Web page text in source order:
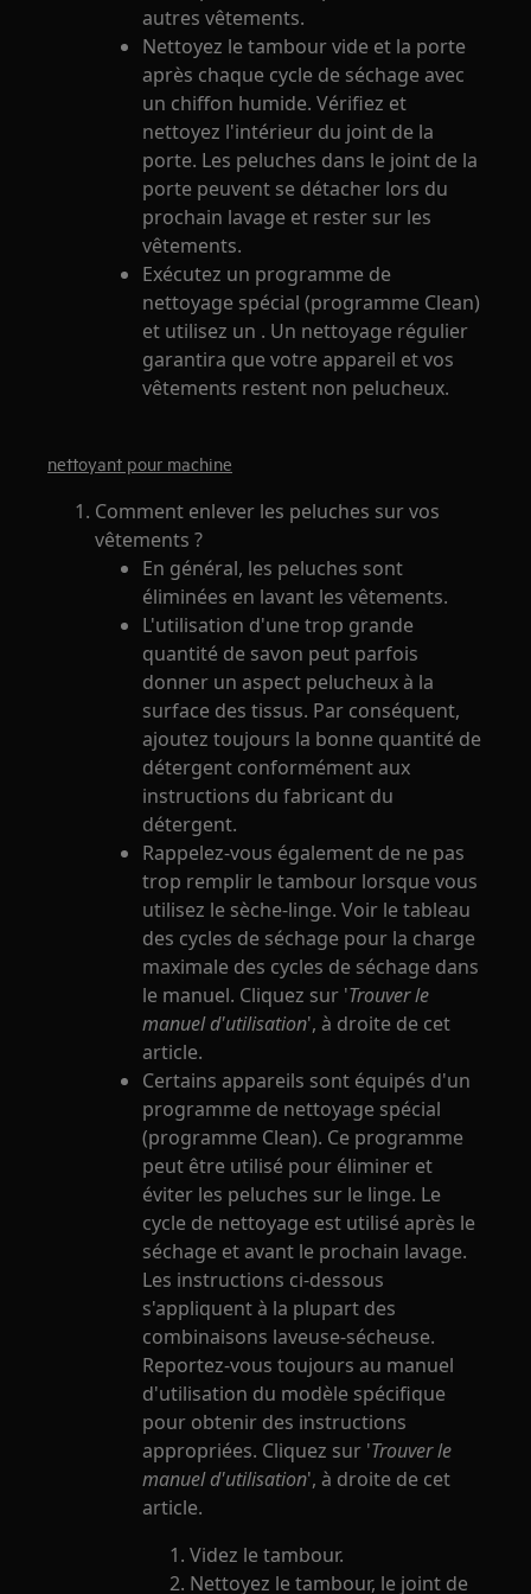
autres vêtements.
Nettoyez le tambour vide et la porte
après chaque cycle de séchage avec
un chiffon humide. Vérifiez et
nettoyez l'intérieur du joint de la
porte. Les peluches dans le joint de la
porte peuvent se détacher lors du
prochain lavage et rester sur les
vêtements.
Exécutez un programme de
nettoyage spécial (programme Clean)
et utilisez un . Un nettoyage régulier
garantira que votre appareil et vos
vêtements restent non pelucheux.
nettoyant pour machine
Comment enlever les peluches sur vos
vêtements ?
En général, les peluches sont
éliminées en lavant les vêtements.
L'utilisation d'une trop grande
quantité de savon peut parfois
donner un aspect pelucheux à la
surface des tissus. Par conséquent,
ajoutez toujours la bonne quantité de
détergent conformément aux
instructions du fabricant du
détergent.
Rappelez-vous également de ne pas
trop remplir le tambour lorsque vous
utilisez le sèche-linge. Voir le tableau
des cycles de séchage pour la charge
maximale des cycles de séchage dans
le manuel. Cliquez sur 'Trouver le
manuel d'utilisation', à droite de cet
article.
Certains appareils sont équipés d'un
programme de nettoyage spécial
(programme Clean). Ce programme
peut être utilisé pour éliminer et
éviter les peluches sur le linge. Le
cycle de nettoyage est utilisé après le
séchage et avant le prochain lavage.
Les instructions ci-dessous
s'appliquent à la plupart des
combinaisons laveuse-sécheuse.
Reportez-vous toujours au manuel
d'utilisation du modèle spécifique
pour obtenir des instructions
appropriées. Cliquez sur 'Trouver le
manuel d'utilisation', à droite de cet
article.
Videz le tambour.
Nettoyez le tambour, le joint de